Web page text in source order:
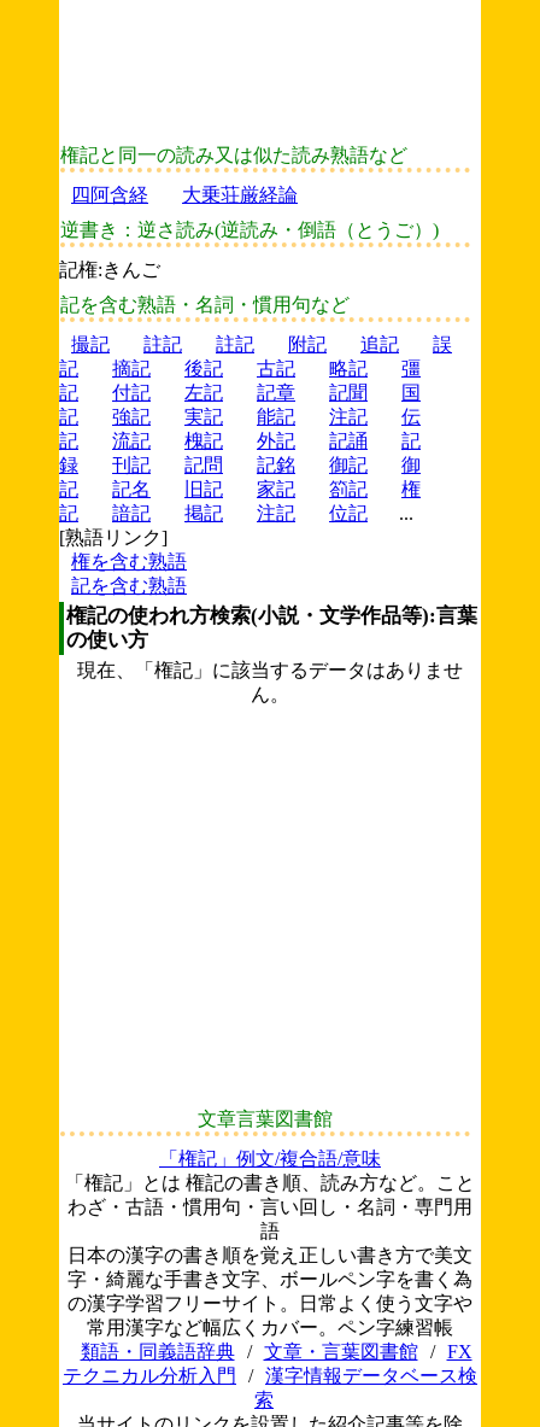
権記と同一の読み又は似た読み熟語など
四阿含経
大乗荘厳経論
逆書き：逆さ読み(逆読み・倒語（とうご）)
記権:きんご
記を含む熟語・名詞・慣用句など
撮記
註記 註記 附記 追記
誤
記
摘記 後記 古記 略記
彊
記
付記 左記 記章 記聞
国
記
強記 実記 能記 注記
伝
記
流記 槐記 外記 記誦
記
録
刊記 記問 記銘 御記
御
記
記名 旧記 家記 箚記
権
記
諳記 掲記 注記 位記
...
[熟語リンク]
権を含む熟語
記を含む熟語
権記の使われ方検索(小説・文学作品等):言葉
の使い方
現在、「権記」に該当するデータはありませ
ん。
文章言葉図書館
「権記」例文/複合語/意味
「権記」とは 権記の書き順、読み方など。こと
わざ・古語・慣用句・言い回し・名詞・専門用
語
日本の漢字の書き順を覚え正しい書き方で美文
字・綺麗な手書き文字、ボールペン字を書く為
の漢字学習フリーサイト。日常よく使う文字や
常用漢字など幅広くカバー。ペン字練習帳
類語・同義語辞典
/ 文章・言葉図書館 /
FX
テクニカル分析入門
/ 漢字情報データベース検
索